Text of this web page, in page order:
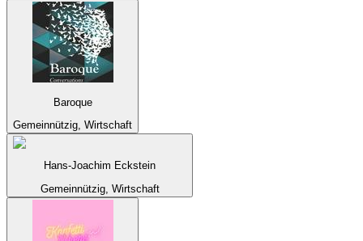
Baroque
Gemeinnützig, Wirtschaft
Hans-Joachim Eckstein
Gemeinnützig, Wirtschaft